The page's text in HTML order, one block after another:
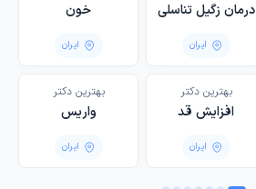
درمان زگیل تناسلی
ایران
بهترین دکتر
افزایش قد
ایران
خون
ایران
‌بهترین دکتر
واریس
ایران